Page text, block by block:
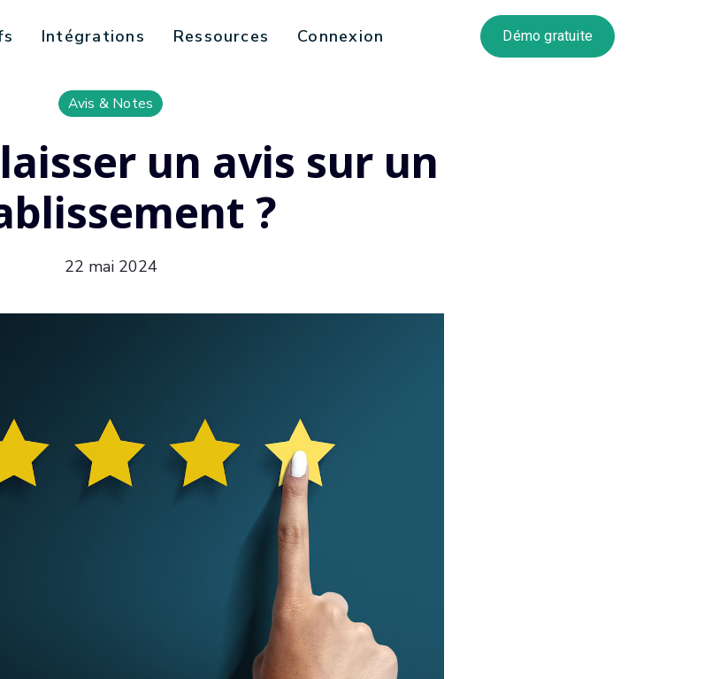
Intégrations Ressources Connexion Démo gratuite
Avis & Notes
un avis sur un
?
22 mai 2024